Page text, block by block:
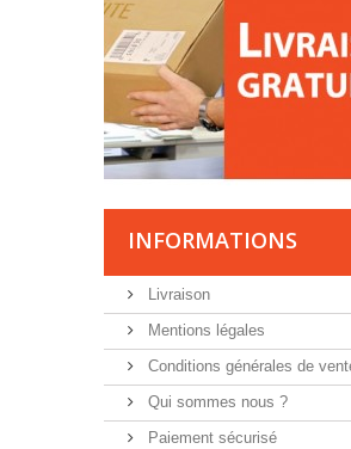
INFORMATIONS
Livraison
Mentions légales
Conditions générales de
Qui sommes nous ?
Paiement sécurisé